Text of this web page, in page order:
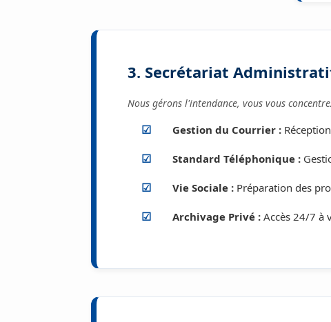
3. Secrétariat
Nous gérons l'intendance, vous vous
Gestion du Courrier :
Standard Téléphonique :
Vie Sociale : Préparation des
Archivage Privé : Accès 24/7 à